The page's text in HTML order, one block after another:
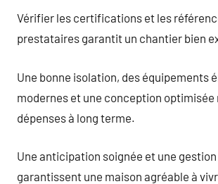
Vérifier les certifications et les
prestataires garantit un chantier bien
Une bonne isolation, des équipements
modernes et une conception optimisée
dépenses à long terme.
Une anticipation soignée et une
garantissent une maison agréable à